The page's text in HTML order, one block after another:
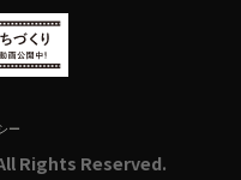
ー
Rights Reserved.